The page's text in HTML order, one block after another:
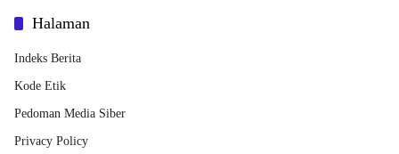
Halaman
Indeks Berita
Kode Etik
Pedoman Media Siber
Privacy Policy